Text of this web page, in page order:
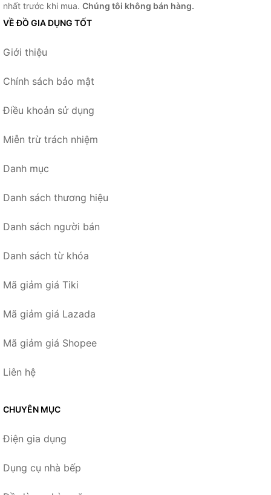
nhất trước khi mua. Chúng tôi không bán hàng.
VỀ ĐỒ GIA DỤNG TỐT
Giới thiệu
Chính sách bảo mật
Điều khoản sử dụng
Miễn trừ trách nhiệm
Danh mục
Danh sách thương hiệu
Danh sách người bán
Danh sách từ khóa
Mã giảm giá Tiki
Mã giảm giá Lazada
Mã giảm giá Shopee
Liên hệ
CHUYÊN MỤC
Điện gia dụng
Dụng cụ nhà bếp